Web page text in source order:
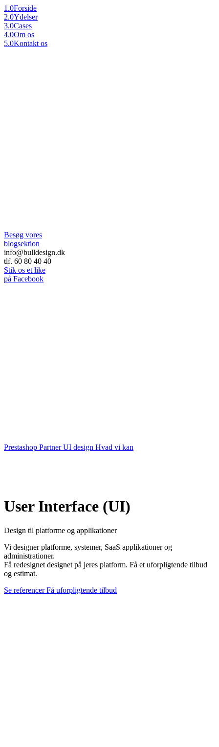
1.0Forside
2.0Ydelser
3.0Cases
4.0Om os
5.0Kontakt os
Besøg vores
blogsektion
info@bulldesign.dk
tlf. 60 80 40 40
Stik os et like
på Facebook
Prestashop Partner UI design Hvad vi kan
User Interface (UI)
Design til platforme og applikationer
Vi designer platforme, systemer, SaaS applikationer og
administrationer.
Få redesignet designet på jeres platform. Få et uforpligtende tilbud
og estimat.
Se referencerFå uforpligtende tilbud